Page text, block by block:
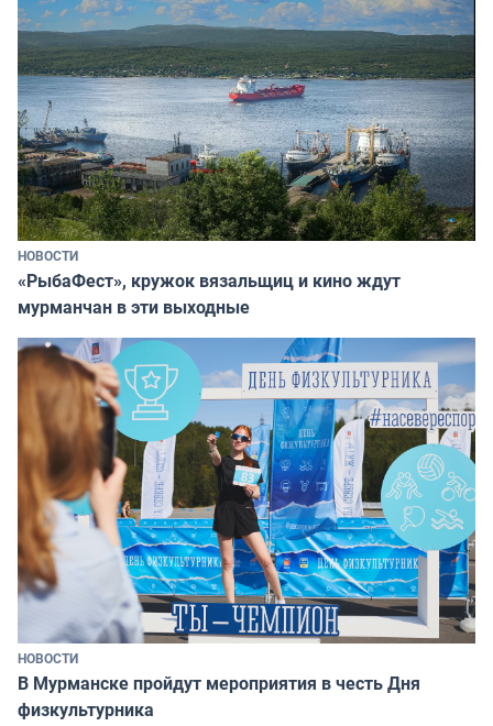
НОВОСТИ
«РыбаФест», кружок вязальщиц и кино ждут
мурманчан в эти выходные
НОВОСТИ
В Мурманске пройдут мероприятия в честь Дня
физкультурника